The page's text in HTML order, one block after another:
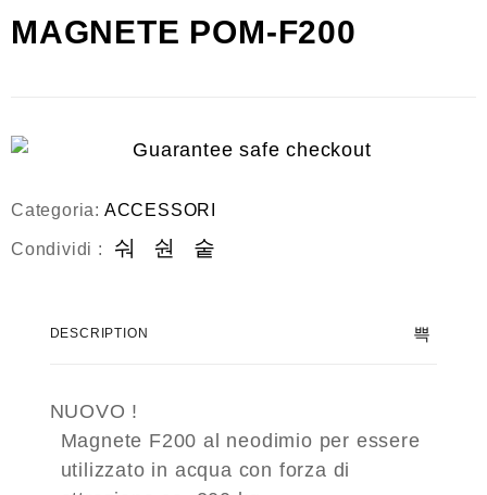
MAGNETE POM-F200
Categoria: ACCESSORI
Condividi :
DESCRIPTION
NUOVO !
Magnete F200 al neodimio per essere
utilizzato in acqua con forza di